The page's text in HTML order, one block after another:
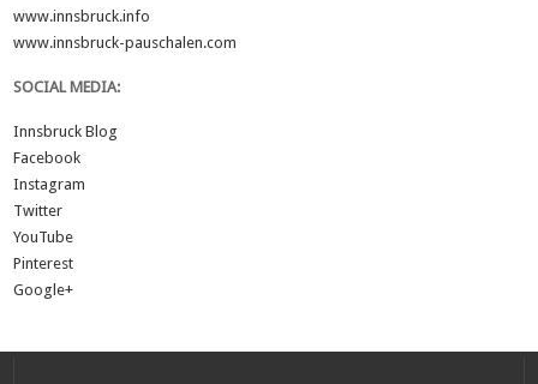
www.innsbruck.info
www.innsbruck-pauschalen.com
SOCIAL MEDIA:
Innsbruck Blog
Facebook
Instagram
Twitter
YouTube
Pinterest
Google+